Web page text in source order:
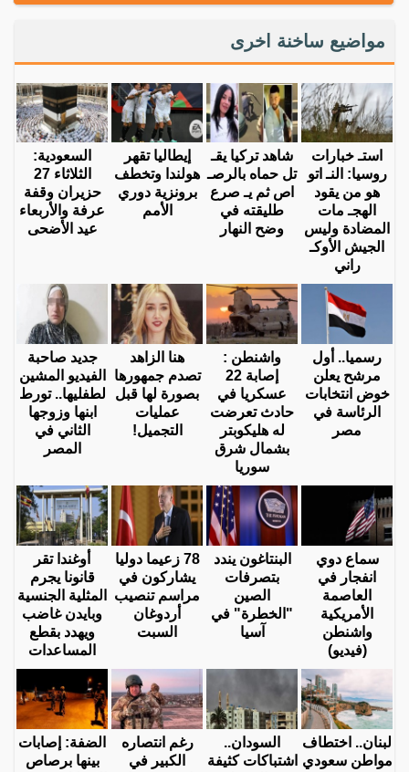
مواضيع ساخنة اخرى
استـ خبارات
روسيا: النـ اتو
هو من يقود
الهجـ مات
المضادة وليس
الجيش الأوكـ
راني
شاهد تركيا يقـ
تل حماه بالرصـ
اص ثم يـ صرع
طليقته في
وضح النهار
إيطاليا تقهر
هولندا وتخطف
برونزية دوري
الأمم
السعودية:
الثلاثاء 27
حزيران وقفة
عرفة والأربعاء
عيد الأضحى
رسميا.. أول
مرشح يعلن
خوض انتخابات
الرئاسة في
مصر
واشنطن :
إصابة 22
عسكريا في
حادث تعرضت
له هليكوبتر
بشمال شرق
سوريا
هنا الزاهد
تصدم جمهورها
بصورة لها قبل
عمليات
التجميل!
جديد صاحبة
الفيديو المشين
لطفليها.. تورط
ابنها وزوجها
الثاني في
المصر
سماع دوي
انفجار في
العاصمة
الأمريكية
واشنطن
(فيديو)
البنتاغون يندد
بتصرفات
الصين
"الخطرة" في
آسيا
78 زعيما دوليا
يشاركون في
مراسم تنصيب
أردوغان
السبت
أوغندا تقر
قانونا يجرم
المثلية الجنسية
وبايدن غاضب
ويهدد بقطع
المساعدات
لبنان.. اختطاف
مواطن سعودي
السودان..
اشتباكات كثيفة
رغم انتصاره
الكبير في
الضفة: إصابات
بينها برصاص